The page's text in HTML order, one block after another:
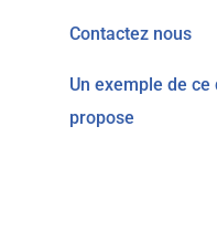
Contactez nous
Un exemple de
propose